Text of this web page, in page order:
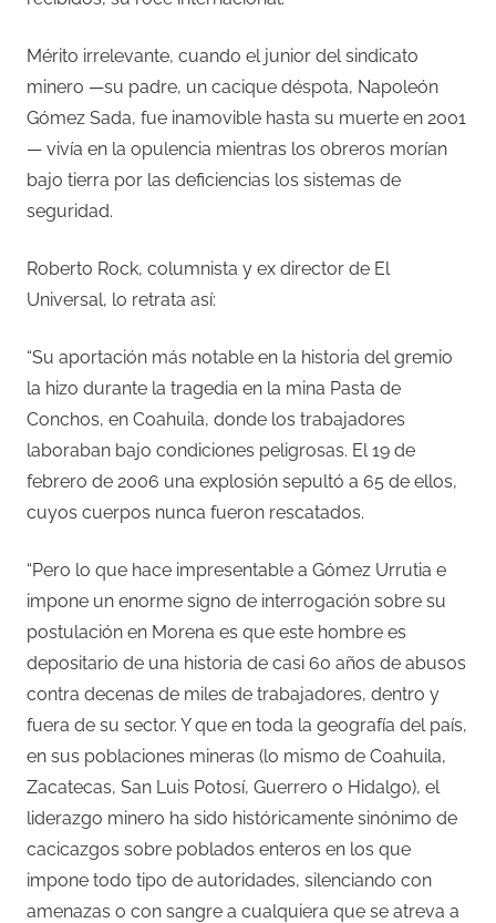
Mérito irrelevante, cuando el junior del sindicato
minero —su padre, un cacique déspota, Napoleón
Gómez Sada, fue inamovible hasta su muerte en 2001
— vivía en la opulencia mientras los obreros morían
bajo tierra por las deficiencias los sistemas de
seguridad.
Roberto Rock, columnista y ex director de El
Universal, lo retrata así:
“Su aportación más notable en la historia del gremio
la hizo durante la tragedia en la mina Pasta de
Conchos, en Coahuila, donde los trabajadores
laboraban bajo condiciones peligrosas. El 19 de
febrero de 2006 una explosión sepultó a 65 de ellos,
cuyos cuerpos nunca fueron rescatados.
“Pero lo que hace impresentable a Gómez Urrutia e
impone un enorme signo de interrogación sobre su
postulación en Morena es que este hombre es
depositario de una historia de casi 60 años de abusos
contra decenas de miles de trabajadores, dentro y
fuera de su sector. Y que en toda la geografía del país,
en sus poblaciones mineras (lo mismo de Coahuila,
Zacatecas, San Luis Potosí, Guerrero o Hidalgo), el
liderazgo minero ha sido históricamente sinónimo de
cacicazgos sobre poblados enteros en los que
impone todo tipo de autoridades, silenciando con
amenazas o con sangre a cualquiera que se atreva a